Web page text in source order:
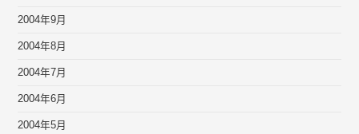
2004年9月
2004年8月
2004年7月
2004年6月
2004年5月